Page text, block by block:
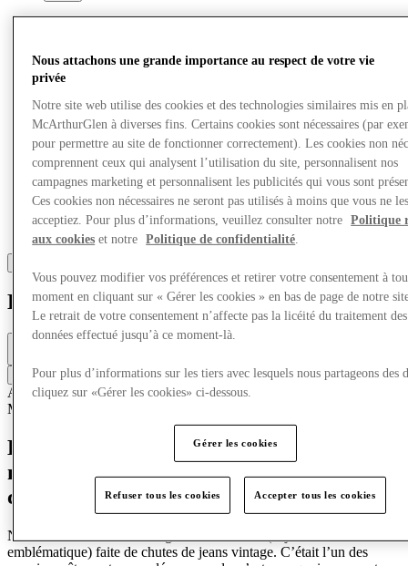
Desigual
Fermé
Contacter la boutique
Accessoires & SacsModeChaussuresSport
Maroquinerie
Le slogan de la marque depuis 1984 est la
meilleure description de l’esprit de ses
collections.
Nous sommes nés en 1984 grâce à une veste (aujourd’hui
emblématique) faite de chutes de jeans vintage. C’était l’un des
Nous attachons une grande importance au respect de votre vie
privée
Notre site web utilise des cookies et des technologies similaires mis en
McArthurGlen à diverses fins. Certains cookies sont nécessaires (par
pour permettre au site de fonctionner correctement). Les cookies non
comprennent ceux qui analysent l’utilisation du site, personnalisent nos
campagnes marketing et personnalisent les publicités qui vous sont
Ces cookies non nécessaires ne seront pas utilisés à moins que vous ne
acceptiez. Pour plus d’informations, veuillez consulter notre
Politique
aux cookies et notre Politique de confidentialité
Vous pouvez modifier vos préférences et retirer votre consentement à
moment en cliquant sur « Gérer les cookies » en bas de page de notre
Le retrait de votre consentement n’affecte pas la licéité du traitement des
données effectué jusqu’à ce moment-là.
Pour plus d’informations sur les tiers avec lesquels nous partageons des
cliquez sur «Gérer les cookies» ci-dessous.
Gérer les cookies
Refuser tous les cookies Accepter tous les cookies